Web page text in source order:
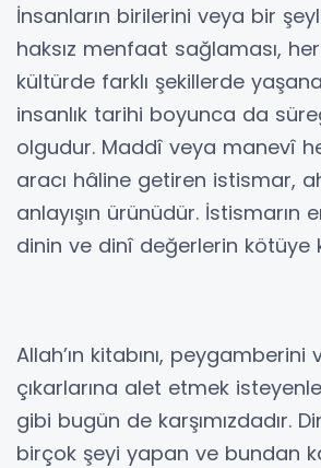
İnsanların birilerini veya bir
haksız menfaat sağlaması,
kültürde farklı şekillerde
insanlık tarihi boyunca da
olgudur. Maddî veya manevî
aracı hâline getiren istismar,
anlayışın ürünüdür. İstismarın
dinin ve dinî değerlerin kötüye
Allah’ın kitabını, peygamberini
çıkarlarına alet etmek
gibi bugün de karşımızdadır.
birçok şeyi yapan ve bundan